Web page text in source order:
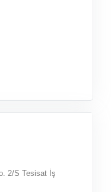
2/S Tesisat İş